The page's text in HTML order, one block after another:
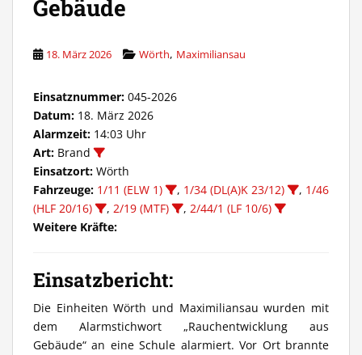
Gebäude
18. März 2026 Wörth, Maximiliansau
Einsatznummer: 045-2026
Datum: 18. März 2026
Alarmzeit: 14:03 Uhr
Art: Brand
Einsatzort: Wörth
Fahrzeuge: 1/11 (ELW 1) , 1/34 (DL(A)K 23/12) , 1/46
(HLF 20/16)
, 2/19 (MTF) , 2/44/1 (LF 10/6)
Weitere Kräfte:
Einsatzbericht:
Die Einheiten Wörth und Maximiliansau wurden mit
dem Alarmstichwort „Rauchentwicklung aus
Gebäude“ an eine Schule alarmiert. Vor Ort brannte